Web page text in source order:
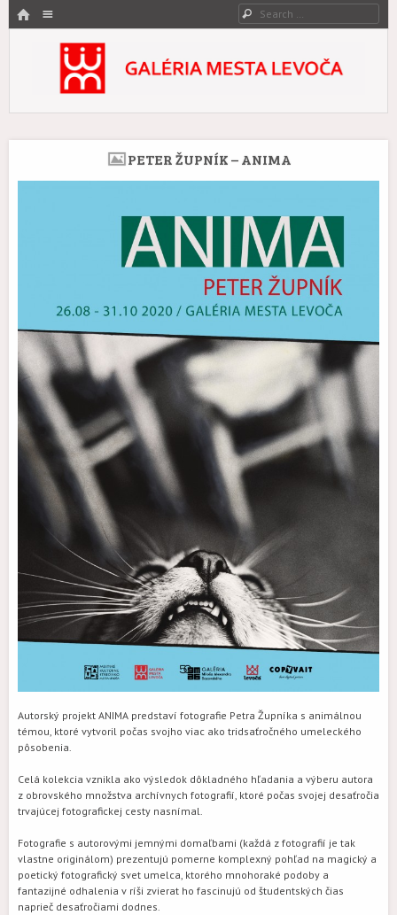
HOME Search
Galéria mesta Levoča
PETER ŽUPNÍK – ANIMA
Autorský projekt ANIMA predstaví fotografie Petra Župníka s animálnou
témou, ktoré vytvoril počas svojho viac ako tridsaťročného umeleckého
pôsobenia.
Celá kolekcia vznikla ako výsledok dôkladného hľadania a výberu autora
z obrovského množstva archívnych fotografií, ktoré počas svojej desaťročia
trvajúcej fotografickej cesty nasnímal.
Fotografie s autorovými jemnými domaľbami (každá z fotografií je tak
vlastne originálom) prezentujú pomerne komplexný pohľad na magický a
poetický fotografický svet umelca, ktorého mnohoraké podoby a
fantazijné odhalenia v ríši zvierat ho fascinujú od študentských čias
naprieč desaťročiami dodnes.